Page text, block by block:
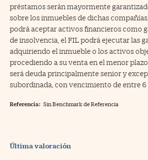
préstamos serán mayormente
sobre los inmuebles de dichas
podrá aceptar activos financieros como
de insolvencia, el FIL podrá ejecutar las
adquiriendo el inmueble o los activos
procediendo a su venta en el menor
será deuda principalmente senior y
subordinada, con vencimiento de entre 6
Referencia: Sin Benchmark de Referencia
Última valoración